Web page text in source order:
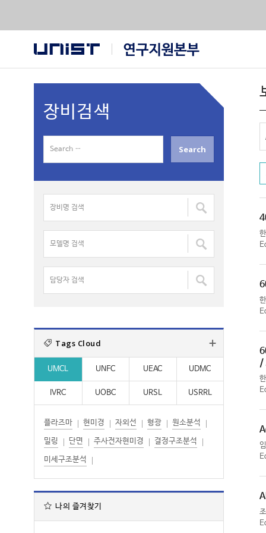
/
장비검색
f
장
명
검
색
모
명
검
색
담
색
:
Tags Cloud
UMCL UNFC UEAC UDMC
IVRC UOBC URSL USRRL
플라즈마 현미경 자외선 형광 원소분석
밀링 단면 주사전자현미경 결정구조분석
미세구조분석
나의 즐겨찾기